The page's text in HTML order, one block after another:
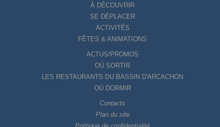
À DÉCOUVRIR
SE DÉPLACER
ACTIVITÉS
FÊTES & ANIMATIONS
ACTUS/PROMOS
OÙ SORTIR
LES RESTAURANTS DU BASSIN D'ARCACHON
OÙ DORMIR
Contacts
Plan du site